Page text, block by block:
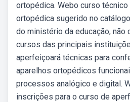
ortopédica. Webo curso
ortopédica sugerido no
do ministério da educação, não
cursos das principais
aperfeiçoará técnicas para
aparelhos ortopédicos
processos analógico e digital.
inscrições para o curso de